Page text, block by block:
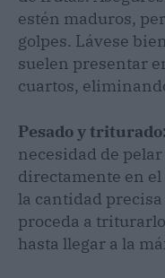
estén maduros,
golpes. Lávese
suelen presentar
cuartos,
Pesado y triturado:
necesidad de
directamente en
la cantidad
proceda a
hasta llegar a la